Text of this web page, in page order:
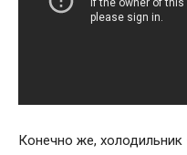
Конечно же,